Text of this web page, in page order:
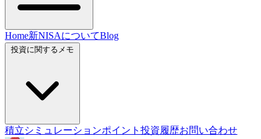
Home新NISAについてBlog
積立シミュレーションポイント投資履歴お問い合わせ